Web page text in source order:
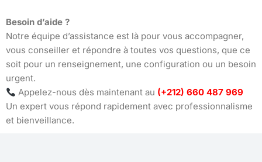
Besoin d’aide ?
Notre équipe d’assistance est là pour vous accompagner,
vous conseiller et répondre à toutes vos questions, que ce
soit pour un renseignement, une configuration ou un besoin
urgent.
Appelez-nous dès maintenant au (+212) 660 487 969
Un expert vous répond rapidement avec professionnalisme
et bienveillance.